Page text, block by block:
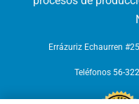
Errázuriz Echaurren
Teléfonos 56-